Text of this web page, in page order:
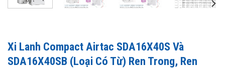
Xi Lanh Compact Airtac SDA16X40S Và
SDA16X40SB (Loại Có Từ) Ren Trong, Ren